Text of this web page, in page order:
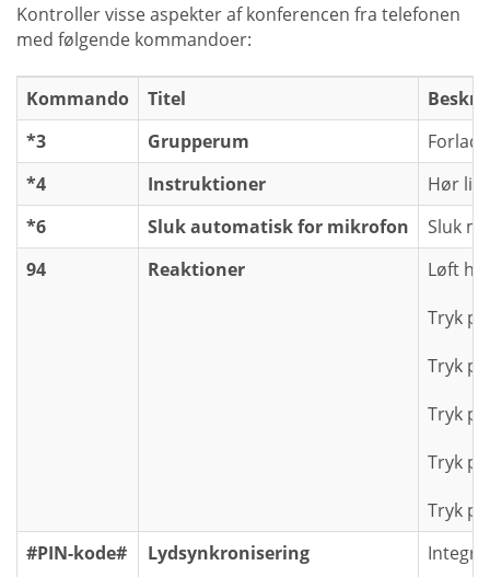
Kontroller visse aspekter af konferencen fra telefonen
med følgende kommandoer:
Kommando Titel
*3
Grupperum
Forlad
*4
Instruktioner
Hør
*6
Sluk automatisk for mikrofon
Sluk
94
Reaktioner
Løft
Tryk
Tryk på
Tryk
Tryk på
Tryk
#PIN-kode#
Lydsynkronisering